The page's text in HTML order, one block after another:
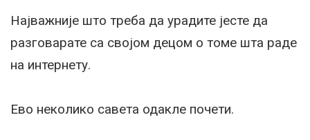
Најважније што треба да урадите јесте да
разговарате са својом децом о томе шта раде
на интернету.
Ево неколико савета одакле почети.